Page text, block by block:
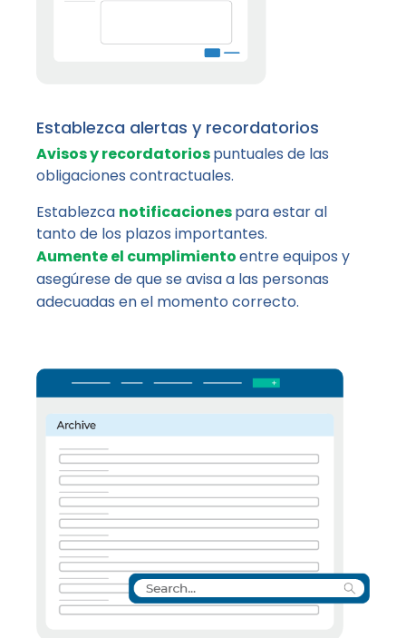
Establezca alertas y recordatorios
Avisos y recordatoriospuntuales de las
obligaciones contractuales.
Establezca notificacionespara estar al
tanto de los plazos importantes.
Aumente el cumplimientoentre equipos y
asegúrese de que se avisa a las personas
adecuadas en el momento correcto.